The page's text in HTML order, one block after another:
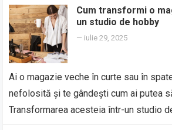
Cum transformi o
un studio de hobby
— iulie 29, 2025
Ai o magazie veche în curte sau în
nefolosită și te gândești cum ai putea
Transformarea acesteia într-un studio